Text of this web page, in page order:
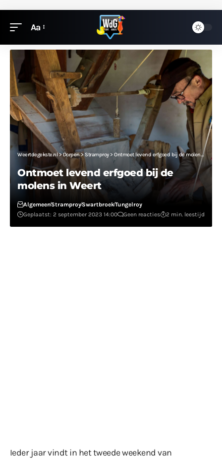
Aa
Weertdegekste.nl>Dorpen> Stramproy> Ontmoet levend erfgoed bij de molens in Weert
Ontmoet levend erfgoed bij de
molens in Weert
AlgemeenStramproySwartbroekTungelroy
Geplaatst: 2 september 2023 14:00
Geen reacties 2 min. leestijd
Ieder jaar vindt in het tweede weekend van